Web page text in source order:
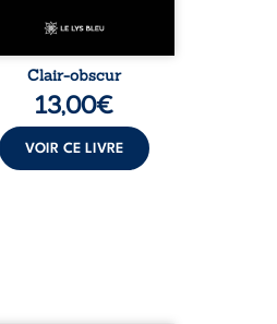
Clair-obscur
13,00€
VOIR CE LIVRE